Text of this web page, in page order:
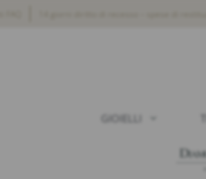
GIOIELLI